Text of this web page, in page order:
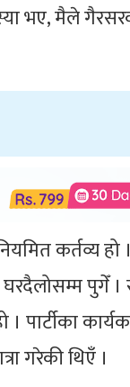
भए, मैले
कर्तव्य हो
घरदैलोसम्म पुगेँ
गरेकी थिएँ ।